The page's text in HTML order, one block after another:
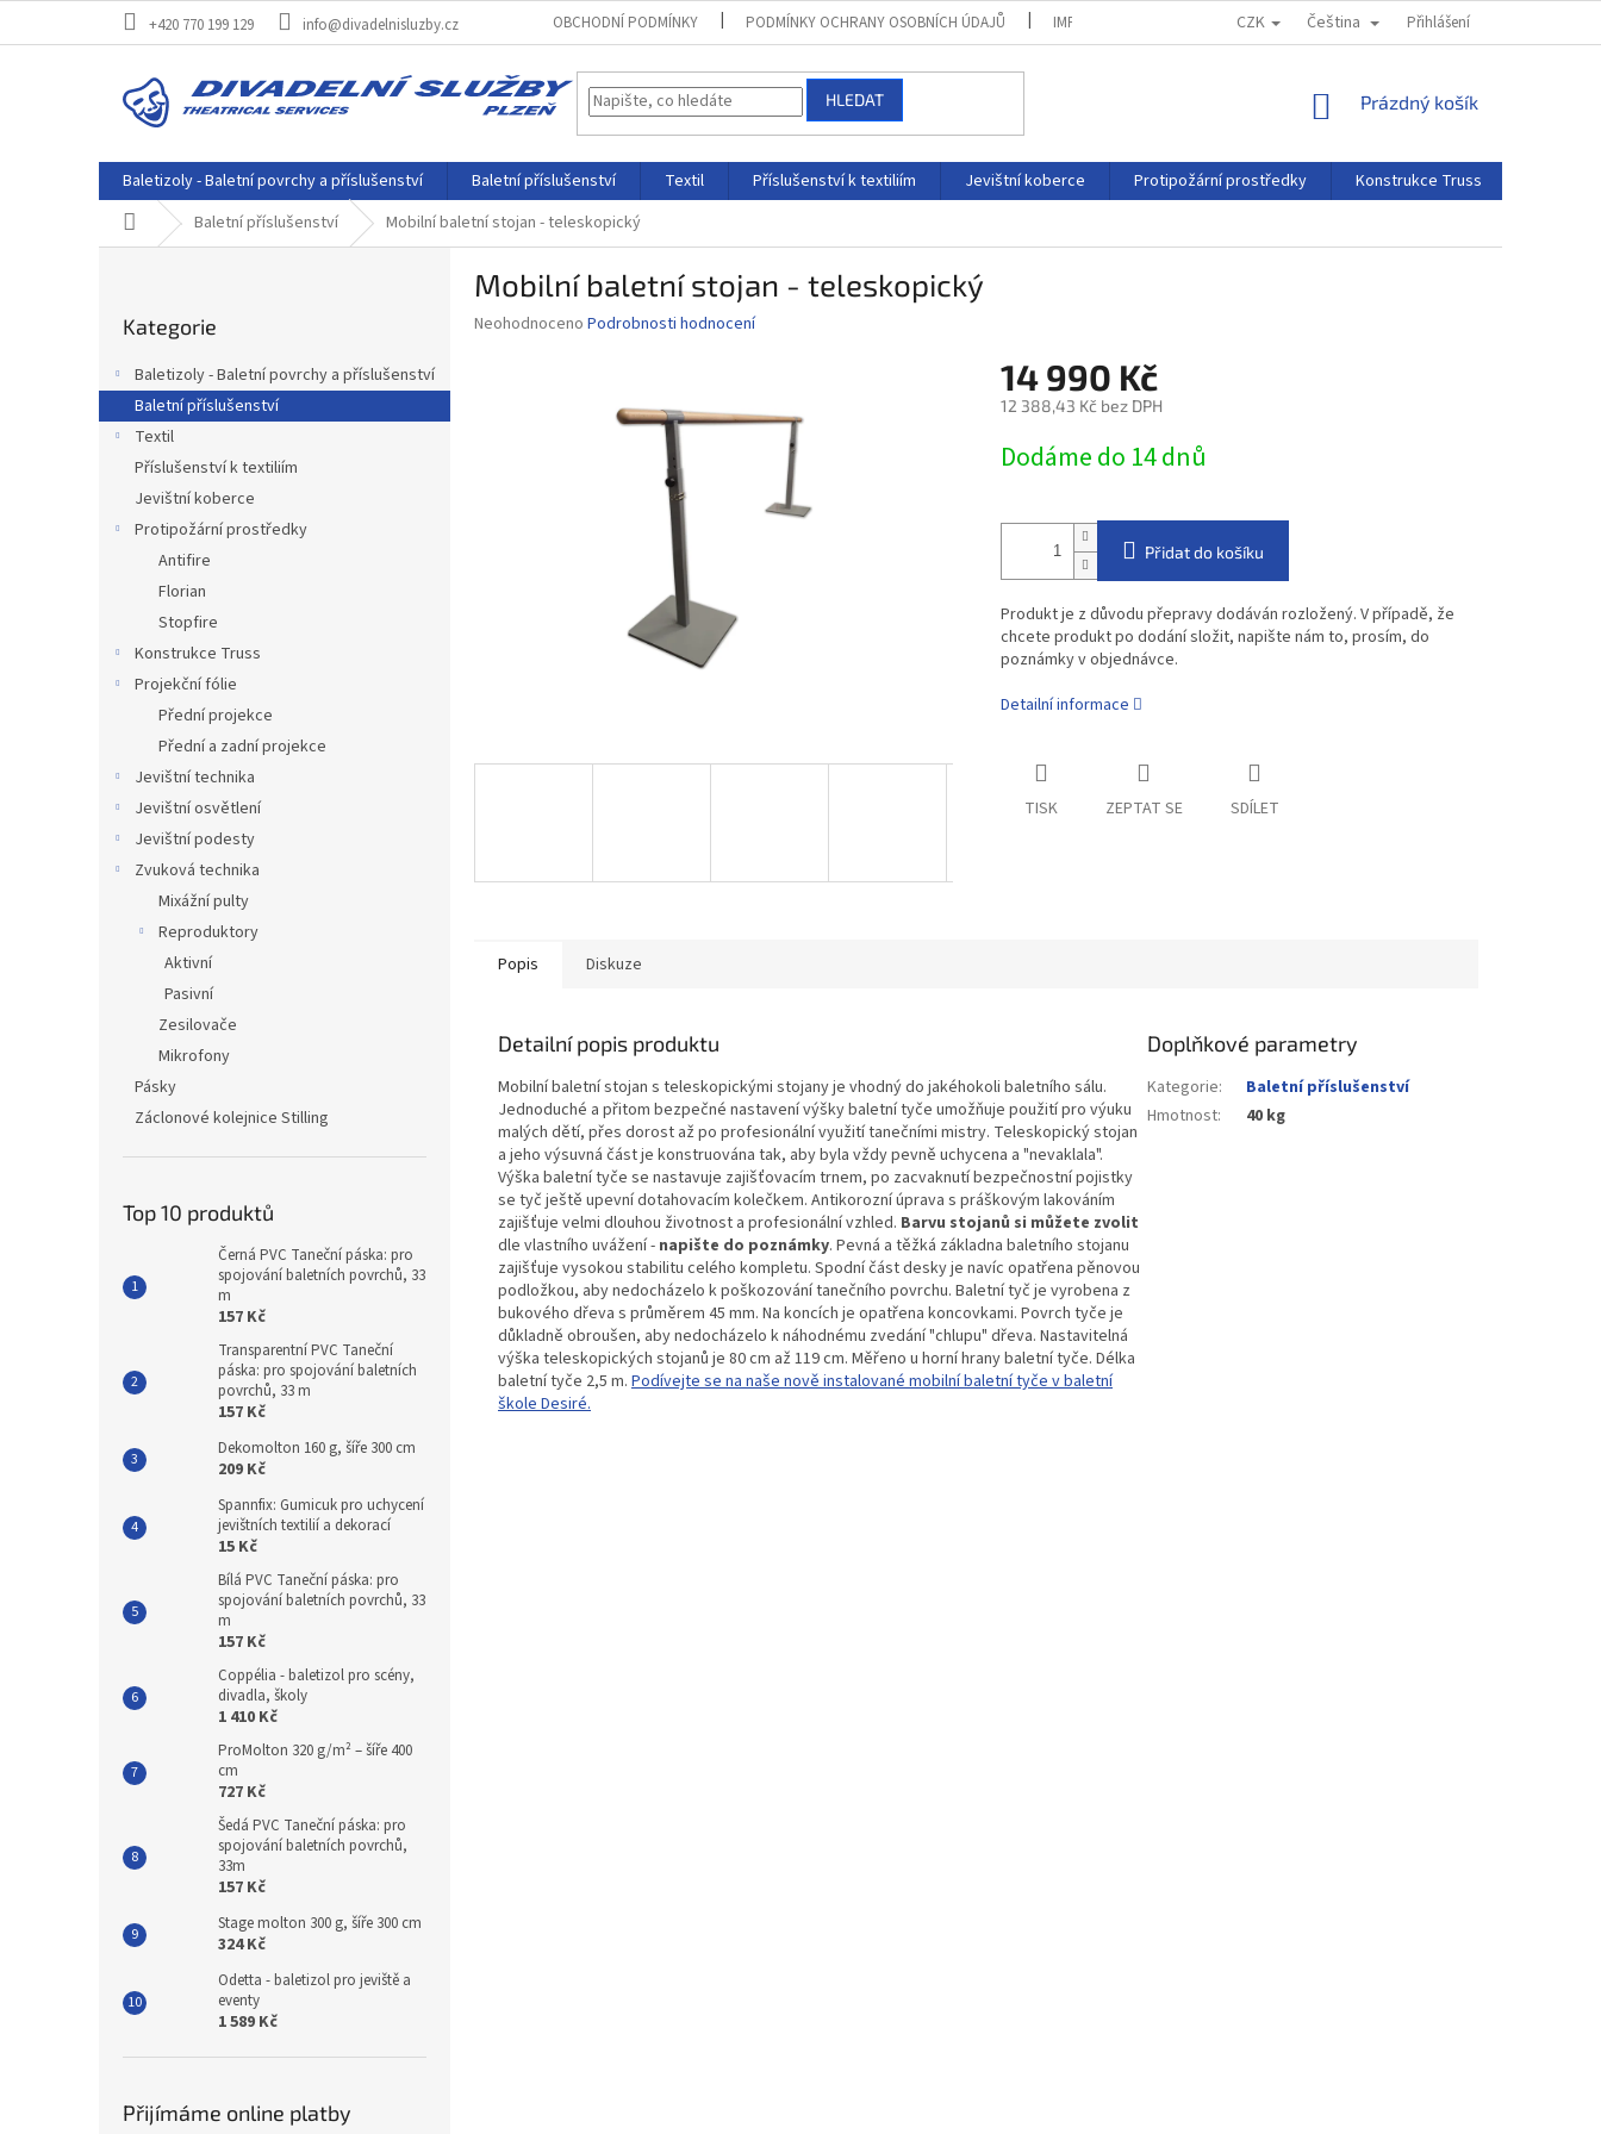
+420 770 199 129 info@divadelnisluzby.cz OBCHODNÍ PODMÍNKY PODMÍNKY OCHRANY OSOBNÍCH ÚDAJŮ IMPRESSUM REKLAMAČNÍ ŘÁD
CZK Čeština Přihlášení
HLEDAT
NÁKUPNÍ
Prázdný košík
Baletizoly - Baletní povrchy a příslušenství Baletní příslušenství Textil Příslušenství k textiliím Jevištní koberce Protipožární prostředky Konstrukce Truss
Domů Baletní příslušenství Mobilní baletní stojan - teleskopický
a
n
kategorie
Kategorie
Baletizoly - Baletní povrchy a příslušenství
Baletní příslušenství
Textil
Příslušenství k textiliím
Jevištní koberce
Protipožární prostředky
Antifire
Florian
Stopfire
Konstrukce Truss
Projekční fólie
Přední projekce
Přední a zadní projekce
Jevištní technika
Jevištní osvětlení
Jevištní podesty
Zvuková technika
Mixážní pulty
Reproduktory
Aktivní
Pasivní
Zesilovače
Mikrofony
Pásky
Záclonové kolejnice Stilling
Top 10 produktů
Černá PVC Taneční páska: pro
spojování baletních povrchů, 33
m
157 Kč
Transparentní PVC Taneční
páska: pro spojování baletních
povrchů, 33 m
157 Kč
Dekomolton 160 g, šíře 300 cm
209 Kč
Spannfix: Gumicuk pro uchycení
jevištních textilií a dekorací
15 Kč
Bílá PVC Taneční páska: pro
spojování baletních povrchů, 33
m
157 Kč
Coppélia - baletizol pro scény,
divadla, školy
1 410 Kč
ProMolton 320 g/m² – šíře 400
cm
727 Kč
Šedá PVC Taneční páska: pro
spojování baletních povrchů,
33m
157 Kč
Stage molton 300 g, šíře 300 cm
324 Kč
Odetta - baletizol pro jeviště a
eventy
1 589 Kč
Přijímáme online platby
Mobilní baletní stojan - teleskopický
Průměrné
Neohodnoceno Podrobnosti hodnocení
14 990 Kč
12 388,43 Kč bez DPH
cena:
Dodáme do 14 dnů
Přidat do košíku
Produkt je z důvodu přepravy dodáván rozložený. V případě, že
chcete produkt po dodání složit, napište nám to, prosím, do
poznámky v objednávce.
Detailní informace
TISK ZEPTAT SE SDÍLET
Popis Diskuze
Detailní popis produktu
Mobilní baletní stojan s teleskopickými stojany je vhodný do jakéhokoli baletního sálu.
Jednoduché a přitom bezpečné nastavení výšky baletní tyče umožňuje použití pro výuku
malých dětí, přes dorost až po profesionální využití tanečními mistry. Teleskopický stojan
a jeho výsuvná část je konstruována tak, aby byla vždy pevně uchycena a "nevaklala".
Výška baletní tyče se nastavuje zajišťovacím trnem, po zacvaknutí bezpečnostní pojistky
se tyč ještě upevní dotahovacím kolečkem. Antikorozní úprava s práškovým lakováním
zajišťuje velmi dlouhou životnost a profesionální vzhled. Barvu stojanů si můžete zvolit
dle vlastního uvážení - napište do poznámky. Pevná a těžká základna baletního stojanu
zajišťuje vysokou stabilitu celého kompletu. Spodní část desky je navíc opatřena pěnovou
podložkou, aby nedocházelo k poškozování tanečního povrchu. Baletní tyč je vyrobena z
bukového dřeva s průměrem 45 mm. Na koncích je opatřena koncovkami. Povrch tyče je
důkladně obroušen, aby nedocházelo k náhodnému zvedání "chlupu" dřeva. Nastavitelná
výška teleskopických stojanů je 80 cm až 119 cm. Měřeno u horní hrany baletní tyče. Délka
baletní tyče 2,5 m. Podívejte se na naše nově instalované mobilní baletní tyče v baletní
škole Desiré.
Doplňkové parametry
Kategorie:
Baletní příslušenství
Hmotnost: 40 kg